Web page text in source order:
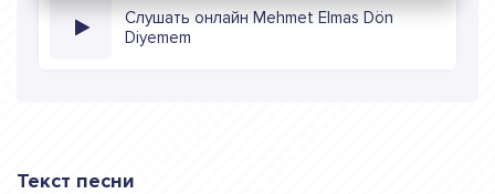
Слушать онлайн Mehmet Elmas Dön
Diyemem
Текст песни